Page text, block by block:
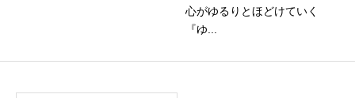
心がゆるりとほどけていく
『ゆ...